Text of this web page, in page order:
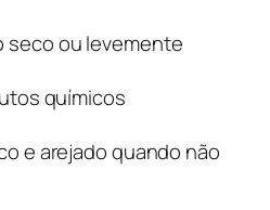
d
seco ou levemente
químicos
e arejado quando não